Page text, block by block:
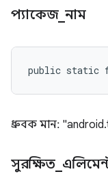
প্যাকেজ_ নাম
public static
ধ্রুবক মান:
সুরক্ষিত